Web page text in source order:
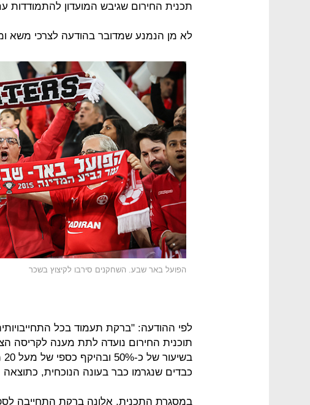
תכנית החירום שגיבש המועדון
לא מן הנמנע שמדובר בהודעה לצרכי משא
הפועל באר שבע. השחקנים סירבו לקיצוץ בשכר
לפי ההודעה: "ברקת תעמוד בכל
תוכנית החירום נועדה לתת מענה לקריסה
כבדים שנגרמו כבר בעונה הנוכחית,